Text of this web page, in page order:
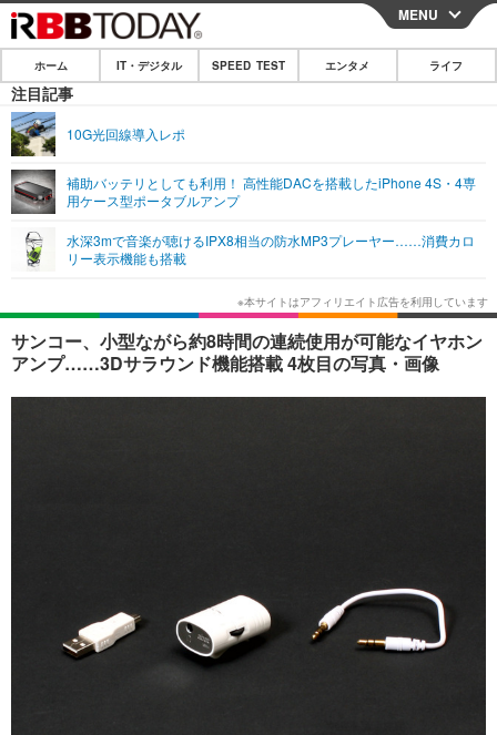
CLOSE
ホーム
IT・デジタル
ネタ
ショッピング その他
SPEED TEST
エンタメ
エンタメTOP
韓国・芸能
音楽 スポーツ
ライフ
ライフTOP グルメ
ペット ショッピング
その他
リリース一覧
プッシュ通知の停止方法
MENU
ホーム IT・デジタル SPEED TEST エンタメ ライフ
注目記事
10G光回線導入レポ
補助バッテリとしても利用！ 高性能DACを搭載したiPhone 4S・4専
用ケース型ポータブルアンプ
水深3mで音楽が聴けるIPX8相当の防水MP3プレーヤー……消費カロ
リー表示機能も搭載
サンコー、小型ながら約8時間の連続使用が可能なイヤホン
アンプ……3Dサラウンド機能搭載 4枚目の写真・画像